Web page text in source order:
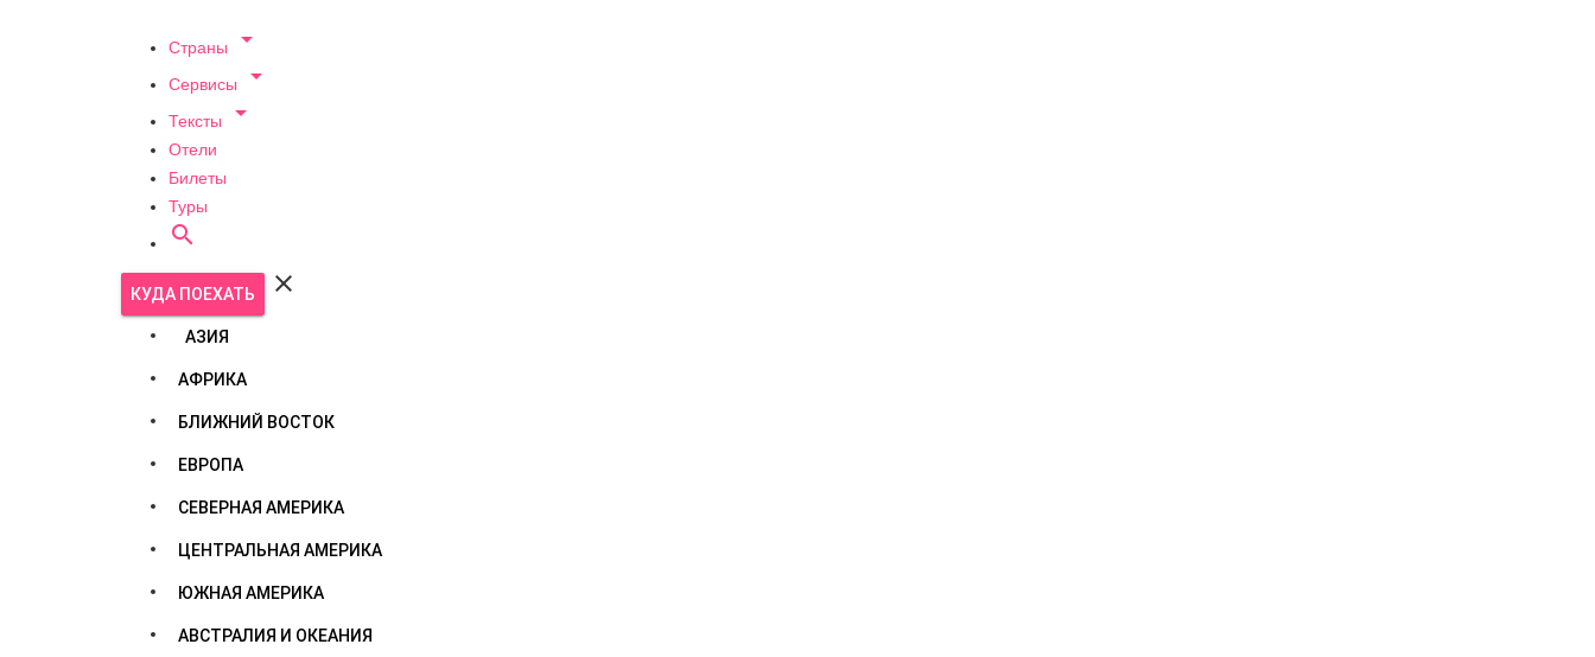
Страны 
Сервисы 
Тексты 
Отели
Билеты
Туры

КУДА ПОЕХАТЬ 
АЗИЯ
АФРИКА
БЛИЖНИЙ ВОСТОК
ЕВРОПА
СЕВЕРНАЯ АМЕРИКА
ЦЕНТРАЛЬНАЯ АМЕРИКА
ЮЖНАЯ АМЕРИКА
АВСТРАЛИЯ И ОКЕАНИЯ